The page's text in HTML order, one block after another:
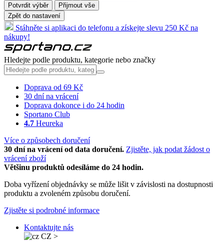
Potvrdit výběr
Přijmout vše
Zpět do nastavení
Stáhněte si aplikaci do telefonu a získejte slevu 250 Kč na
nákupy!
Hledejte podle produktu, kategorie nebo značky
Doprava od 69 Kč
30 dní na vrácení
Doprava dokonce i do 24 hodin
Sportano Club
4.7 Heureka
Více o způsobech doručení
30 dní na vrácení od data doručení. Zjistěte, jak podat žádost o
vrácení zboží
Většinu produktů odesíláme do 24 hodin.
Doba vyřízení objednávky se může lišit v závislosti na dostupnosti
produktu a zvoleném způsobu doručení.
Zjistěte si podrobné informace
Kontaktujte nás
CZ >